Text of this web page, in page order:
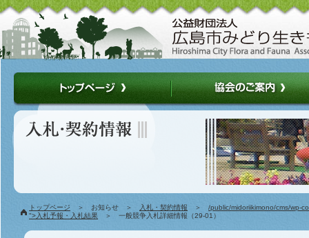
トップページ ＞ お知らせ ＞ 入札・契約情報 ＞ /public/midoriikimono/cms/wp-
">入札予報・入札結果 ＞ 一般競争入札詳細情報（29-01）